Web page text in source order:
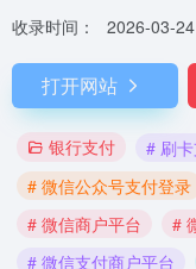
收录时间： 2026-03-24
打开网站
银行支付 # 刷
# 微信公众号支付登录
# 微信商户平台
#
# 微信支付商户平台